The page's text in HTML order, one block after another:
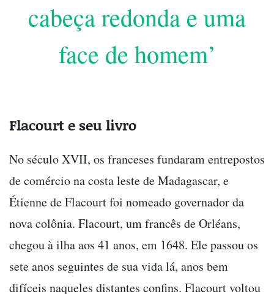
cabeça redonda e uma
face de homem’
Flacourt e seu livro
No século XVII, os franceses fundaram entrepostos
de comércio na costa leste de Madagascar, e
Étienne de Flacourt foi nomeado governador da
nova colônia. Flacourt, um francês de Orléans,
chegou à ilha aos 41 anos, em 1648. Ele passou os
sete anos seguintes de sua vida lá, anos bem
difíceis naqueles distantes confins. Flacourt voltou